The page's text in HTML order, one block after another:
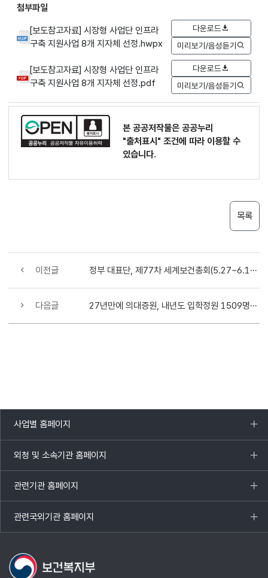
첨부파일
[보도참고자료] 시장형 사업단 인프라
구축 지원사업 8개 지자체 선정.hwpx
다운로드
미리보기/음성듣기
[보도참고자료] 시장형 사업단 인프라
구축 지원사업 8개 지자체 선정.pdf
다운로드
미리보기/음성듣기
본 공공저작물은 공공누리
"출처표시" 조건에 따라 이용할 수
있습니다.
목록
이전글 정부 대표단, 제77차 세계보건총회(5.27~6.1) 참석
다음글 27년만에 의대증원, 내년도 입학정원 1509명 증원
사업별 홈페이지
목록
열기
외청 및 소속기관 홈페이지
목록
열기
관련기관 홈페이지
목록
열기
관련국외기관 홈페이지
목록
열기